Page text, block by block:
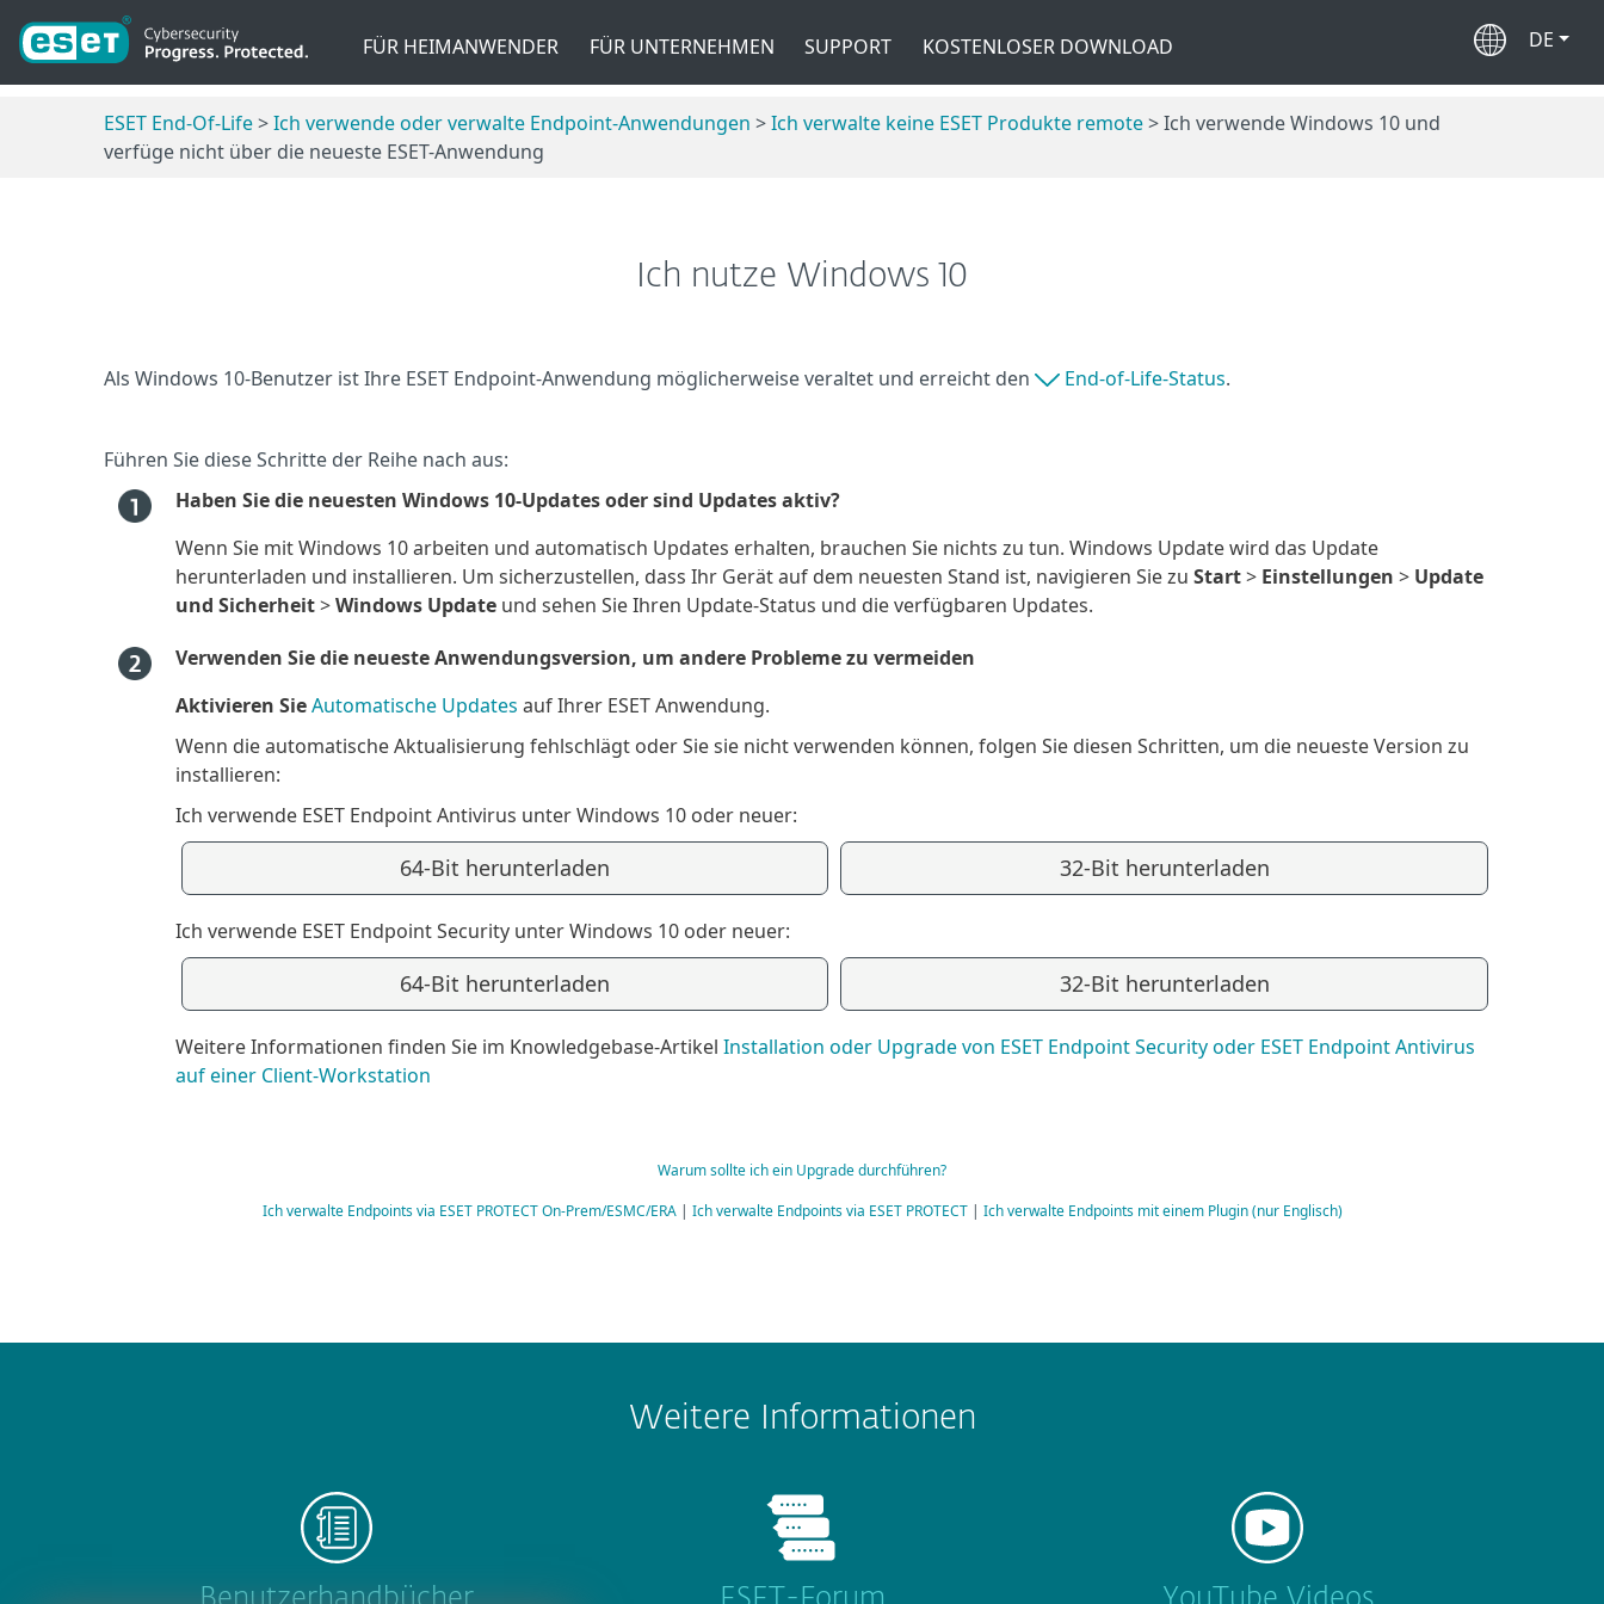
FÜR HEIMANWENDER FÜR UNTERNEHMEN SUPPORT KOSTENLOSER DOWNLOAD DE
ESET End-Of-Life>Ich verwende oder verwalte Endpoint-Anwendungen >Ich verwalte keine ESET Produkte remote> Ich verwende Windows 10 und
verfüge nicht über die neueste ESET-Anwendung
Ich nutze Windows 10
Als Windows 10-Benutzer ist Ihre ESET Endpoint-Anwendung möglicherweise veraltet und erreicht den End-of-Life-Status.
Führen Sie diese Schritte der Reihe nach aus:
Haben Sie die neuesten Windows 10-Updates oder sind Updates aktiv?
Wenn Sie mit Windows 10 arbeiten und automatisch Updates erhalten, brauchen Sie nichts zu tun. Windows Update wird das Update
herunterladen und installieren. Um sicherzustellen, dass Ihr Gerät auf dem neuesten Stand ist, navigieren Sie zu Start> Einstellungen > Update
und Sicherheit>Windows Update und sehen Sie Ihren Update-Status und die verfügbaren Updates.
Verwenden Sie die neueste Anwendungsversion, um andere Probleme zu vermeiden
Aktivieren SieAutomatische Updates auf Ihrer ESET Anwendung.
Wenn die automatische Aktualisierung fehlschlägt oder Sie sie nicht verwenden können, folgen Sie diesen Schritten, um die neueste Version zu
installieren:
Ich verwende ESET Endpoint Antivirus unter Windows 10 oder neuer:
64-Bit herunterladen 32-Bit herunterladen
Ich verwende ESET Endpoint Security unter Windows 10 oder neuer:
64-Bit herunterladen 32-Bit herunterladen
Weitere Informationen finden Sie im Knowledgebase-Artikel Installation oder Upgrade von ESET Endpoint Security oder ESET Endpoint Antivirus
auf einer Client-Workstation
Warum sollte ich ein Upgrade durchführen?
Ich verwalte Endpoints via ESET PROTECT On-Prem/ESMC/ERA| Ich verwalte Endpoints via ESET PROTECT| Ich verwalte Endpoints mit einem Plugin (nur Englisch)
Weitere Informationen